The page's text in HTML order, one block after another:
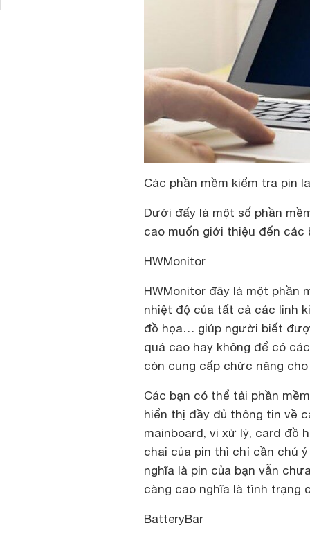
Các phần mềm kiểm tra pin
Dưới đấy là một số phần
cao muốn giới thiệu đến các
HWMonitor
HWMonitor đây là một phần
nhiệt độ của tất cả các linh
đồ họa… giúp người biết
quá cao hay không để có
còn cung cấp chức năng
Các bạn có thể tải phần
hiển thị đầy đủ thông tin về
mainboard, vi xử lý, card đồ
chai của pin thì chỉ cần chú
nghĩa là pin của bạn vẫn
càng cao nghĩa là tình trạng
BatteryBar